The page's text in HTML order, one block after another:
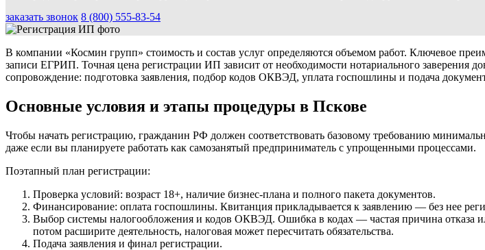
заказать звонок 8 (800) 555-83-54
В компании «Космин групп» стоимость и состав услуг определяются объемом работ. Ключевое
записи ЕГРИП. Точная цена регистрации ИП зависит от необходимости нотариального заверения
сопровождение: подготовка заявления, подбор кодов ОКВЭД, уплата госпошлины и подача
Основные условия и этапы процедуры в Пскове
Чтобы начать регистрацию, гражданин РФ должен соответствовать базовому требованию
даже если вы планируете работать как самозанятый предприниматель с упрощенными процессами.
Поэтапный план регистрации:
Проверка условий: возраст 18+, наличие бизнес-плана и полного пакета документов.
Финансирование: оплата госпошлины. Квитанция прикладывается к заявлению — без нее
Выбор системы налогообложения и кодов ОКВЭД. Ошибка в кодах — частая причина отказа
потом расширите деятельность, налоговая может пересчитать обязательства.
Подача заявления и финал регистрации.